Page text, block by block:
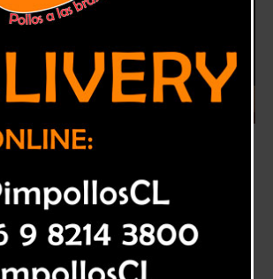
Silva Henríquez” continúa prestando sus
los habitantes de la comuna
mayores reciben sus medicamentos y alimentos
al programa de atención implementado en
centros de salud “Cardenal Raúl Silva Henríquez”